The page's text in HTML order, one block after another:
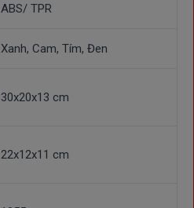
ABS/ TPR
Xanh, Cam, Tím, Đen
30x20x13 cm
22x12x11 cm